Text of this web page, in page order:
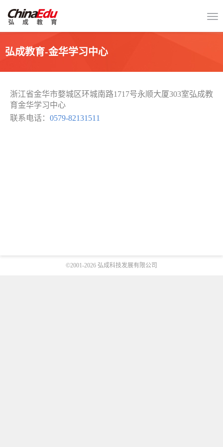
弘成教育-金华学习中心
浙江省金华市婺城区环城南路1717号永顺大厦303室弘成教
育金华学习中心
联系电话： 0579-82131511
©2001-2026 弘成科技发展有限公司